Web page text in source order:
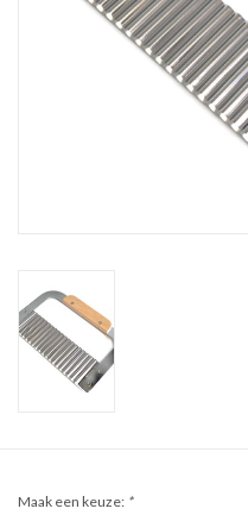
Maak een keuze: *